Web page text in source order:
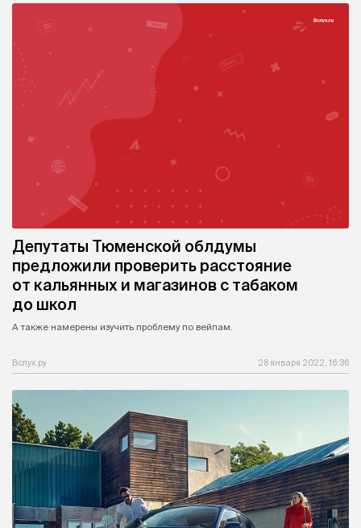
Депутаты Тюменской облдумы
предложили проверить расстояние
от кальянных и магазинов с табаком
до школ
А также намерены изучить проблему по вейпам.
Вслух.ру 28 января 2022, 16:36